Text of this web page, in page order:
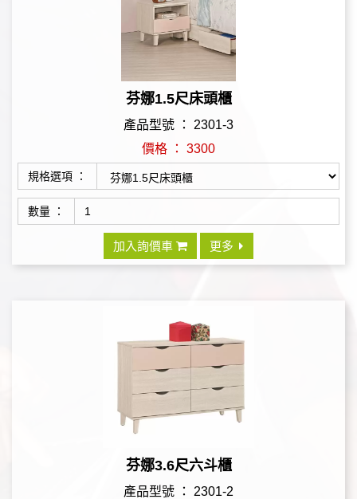
芬娜1.5尺床頭櫃
產品型號 ： 2301-3
價格 ： 3300
規格選項 ：
數量 ：
加入詢價車 更多
芬娜3.6尺六斗櫃
產品型號 ： 2301-2